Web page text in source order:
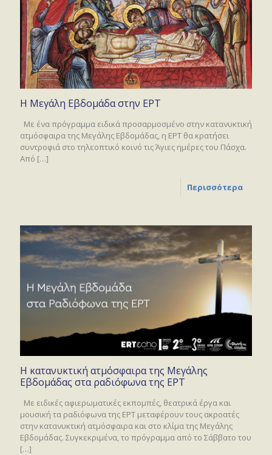
Η Μεγάλη Εβδομάδα στην ΕΡΤ
Με ένα πρόγραμμα ειδικά προσαρμοσμένο στην κατανυκτική
ατμόσφαιρα της Μεγάλης Εβδομάδας, η ΕΡΤ θα κρατήσει
συντροφιά στο τηλεοπτικό κοινό τις Άγιες ημέρες του Πάσχα.
Από […]
Περισσότερα
Η κατανυκτική ατμόσφαιρα της Μεγάλης
Εβδομάδας στα ραδιόφωνα της ΕΡΤ
Με ειδικές αφιερωματικές εκπομπές, θεατρικά έργα και
μουσική τα ραδιόφωνα της ΕΡΤ μεταφέρουν τους ακροατές
στην κατανυκτική ατμόσφαιρα και στο κλίμα της Μεγάλης
Εβδομάδας. Συγκεκριμένα, το πρόγραμμα από το Σάββατο του
[…]